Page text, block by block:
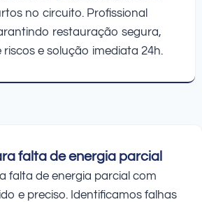
no circuito. Profissional
restauração segura,
e solução imediata 24h.
falta de energia parcial
falta de energia parcial com
e preciso. Identificamos falhas